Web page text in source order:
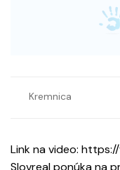
Kremnica
Link na video:
Slovreal ponúka na